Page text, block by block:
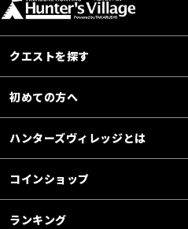
クエストを探す
初めての方へ
ハンターズヴィレッジとは
コインショップ
ランキング